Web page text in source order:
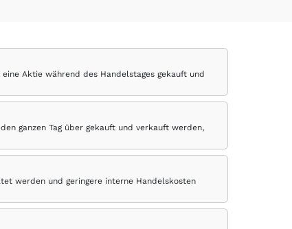
Aktie während des Handelstages gekauft und
ganzen Tag über gekauft und verkauft werden,
werden und geringere interne Handelskosten